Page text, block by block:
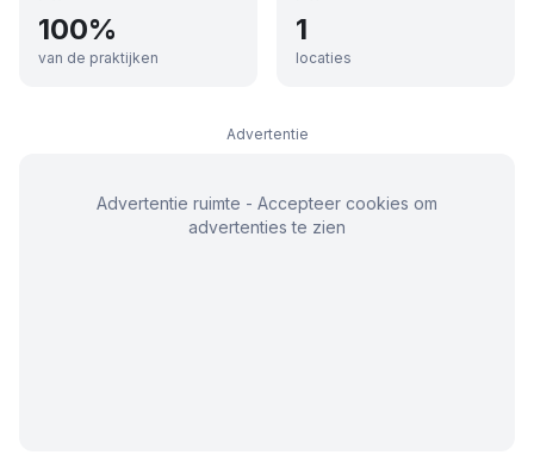
100%
van de praktijken
1
locaties
Advertentie
Advertentie ruimte - Accepteer cookies om
advertenties te zien